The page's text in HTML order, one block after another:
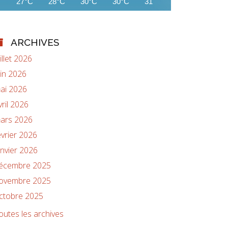
ARCHIVES
2026
2026
2026
2026
2026
2026
2026
2025
2025
2025
les archives